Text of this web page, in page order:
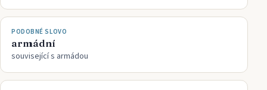
PODOBNÉ SLOVO
armádní
související s armádou